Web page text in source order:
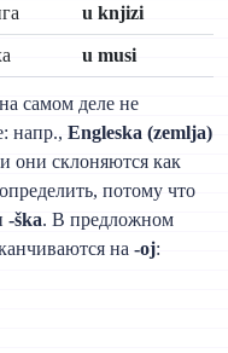
u knjizi
u musi
самом деле не
напр.,Engleska (zemlja)
и они склоняются как
потому что
-ška. В предложном
на-oj: